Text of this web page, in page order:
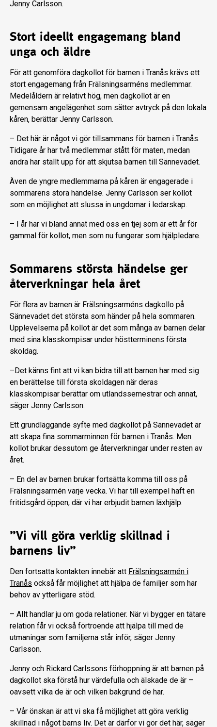
Jenny Carlsson.
Stort ideellt engagemang bland
unga och äldre
För att genomföra dagkollot för barnen i Tranås krävs ett
stort engagemang från Frälsningsarméns medlemmar.
Medelåldern är relativt hög, men dagkollot är en
gemensam angelägenhet som sätter avtryck på den lokala
kåren, berättar Jenny Carlsson.
– Det här är något vi gör tillsammans för barnen i Tranås.
Tidigare år har två medlemmar stått för maten, medan
andra har ställt upp för att skjutsa barnen till Sännevadet.
Även de yngre medlemmarna på kåren är engagerade i
sommarens stora händelse. Jenny Carlsson ser kollot
som en möjlighet att slussa in ungdomar i ledarskap.
– I år har vi bland annat med oss en tjej som är ett år för
gammal för kollot, men som nu fungerar som hjälpledare.
Sommarens största händelse ger
återverkningar hela året
För flera av barnen är Frälsningsarméns dagkollo på
Sännevadet det största som händer på hela sommaren.
Upplevelserna på kollot är det som många av barnen delar
med sina klasskompisar under höstterminens första
skoldag.
–Det känns fint att vi kan bidra till att barnen har med sig
en berättelse till första skoldagen när deras
klasskompisar berättar om utlandssemestrar och annat,
säger Jenny Carlsson.
Ett grundläggande syfte med dagkollot på Sännevadet är
att skapa fina sommarminnen för barnen i Tranås. Men
kollot brukar dessutom ge återverkningar under resten av
året.
– En del av barnen brukar fortsätta komma till oss på
Frälsningsarmén varje vecka. Vi har till exempel haft en
fritidsgård öppen, där vi har erbjudit barnen läxhjälp.
”Vi vill göra verklig skillnad i
barnens liv”
Den fortsatta kontakten innebär att Frälsningsarmén i
Tranås också får möjlighet att hjälpa de familjer som har
behov av ytterligare stöd.
– Allt handlar ju om goda relationer. När vi bygger en tätare
relation får vi också förtroende att hjälpa till med de
utmaningar som familjerna står inför, säger Jenny
Carlsson.
Jenny och Rickard Carlssons förhoppning är att barnen på
dagkollot ska förstå hur värdefulla och älskade de är –
oavsett vilka de är och vilken bakgrund de har.
– Vår önskan är att vi ska få möjlighet att göra verklig
skillnad i något barns liv. Det är därför vi gör det här, säger